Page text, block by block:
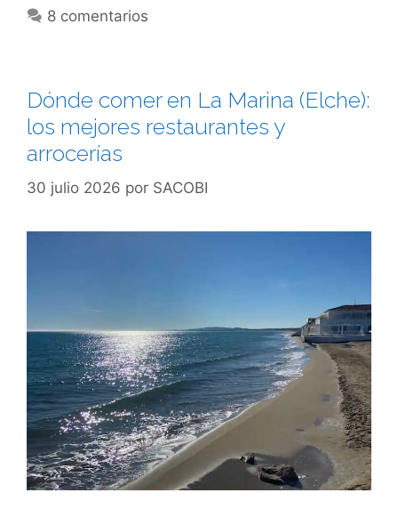
8 comentarios
Dónde comer en La Marina (Elche):
los mejores restaurantes y
arrocerías
30 julio 2026 por SACOBI